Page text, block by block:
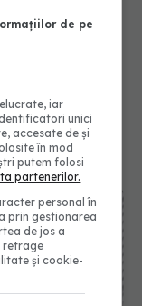
de pe
iar
unici
accesate de și
în mod
putem folosi
partenerilor.
personal în
prin gestionarea
de jos a
retrage
și cookie-